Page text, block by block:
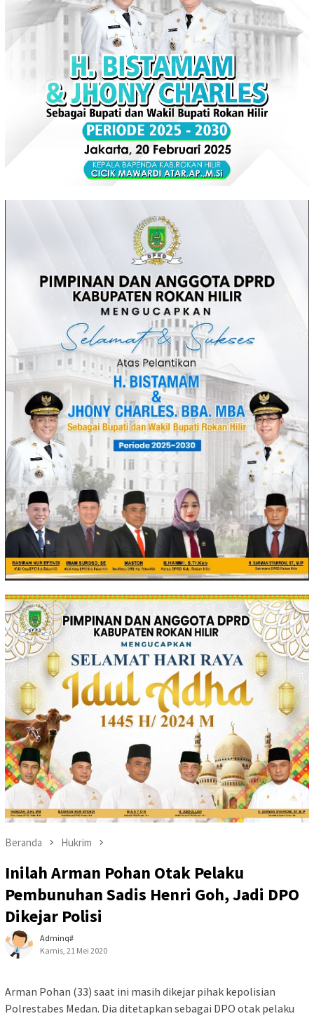
Beranda Hukrim
Inilah Arman Pohan Otak Pelaku
Pembunuhan Sadis Henri Goh, Jadi DPO
Dikejar Polisi
Adminq#
Kamis, 21 Mei 2020
Arman Pohan (33) saat ini masih dikejar pihak kepolisian
Polrestabes Medan. Dia ditetapkan sebagai DPO otak pelaku